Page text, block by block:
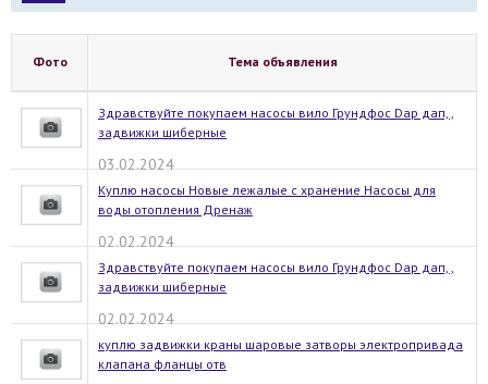
Фото Тема объявления
Здравствуйте покупаем насосы вило Грундфос Dap дап, ,
задвижки шиберные
03.02.2024
Куплю насосы Новые лежалые с хранение Насосы для
воды отопления Дренаж
02.02.2024
Здравствуйте покупаем насосы вило Грундфос Dap дап, ,
задвижки шиберные
02.02.2024
куплю задвижки краны шаровые затворы электропривада
клапана фланцы отв